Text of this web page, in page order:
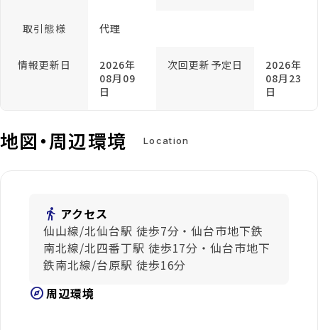
取引態様 代理
情報更新日
2026年
08月09
日
次回更新予定日
2026年
08月23
日
地図・周辺環境 Location
directions_walk アクセス
仙山線/北仙台駅 徒歩7分・仙台市地下鉄
南北線/北四番丁駅 徒歩17分・仙台市地下
鉄南北線/台原駅 徒歩16分
explore周辺環境